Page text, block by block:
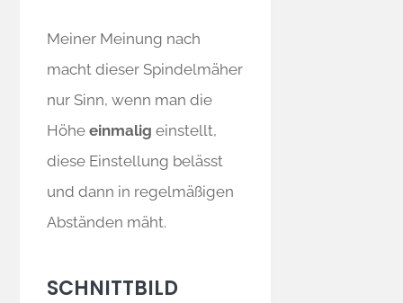
Meiner Meinung nach
macht dieser Spindelmäher
nur Sinn, wenn man die
Höheeinmalig einstellt,
diese Einstellung belässt
und dann in regelmäßigen
Abständen mäht.
SCHNITTBILD